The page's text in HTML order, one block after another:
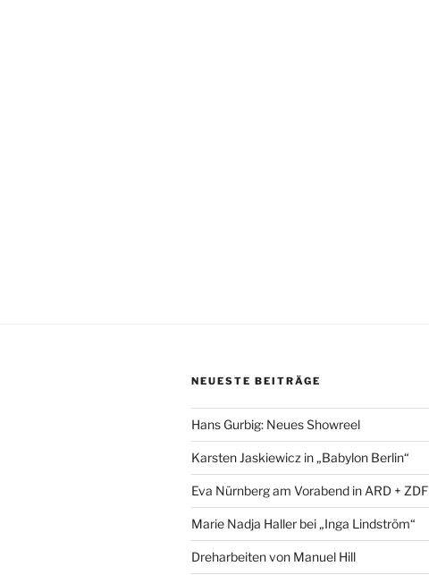
NEUESTE BEITRÄGE
Hans Gurbig: Neues Showreel
Karsten Jaskiewicz in „Babylon Berlin“
Eva Nürnberg am Vorabend in ARD + ZDF
Marie Nadja Haller bei „Inga Lindström“
Dreharbeiten von Manuel Hill